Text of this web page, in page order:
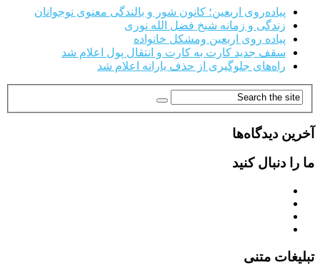
پیاده‌روی اربعین؛ کانون شور و بالندگی معنوی نوجوانان
زندگی و زمانه شیخ فضل الله نوری
پیاده روی اربعین ومشکل خانواده
سقف جدید کارت به کارت و انتقال پول اعلام شد
راه‌های جلوگیری از حذف یارانه اعلام شد
آخرین دیدگاه‌ها
ما را دنبال کنید
تبلیغات متنی